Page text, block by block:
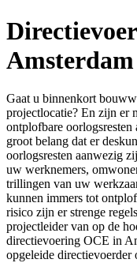
Amsterdam
Gaat u binnenkort
projectlocatie? En zijn er
ontplofbare
groot belang dat er
oorlogsresten aanwezig
uw werknemers,
trillingen van uw
kunnen immers tot
risico zijn er strenge
projectleider van op de
directievoering OCE in
opgeleide directievoerder